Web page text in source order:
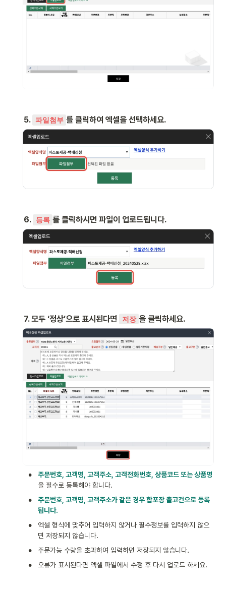
5. 파일첨부 를 클릭하여 엑셀을 선택하세요.
6. 등록 를 클릭하시면 파일이 업로드됩니다.
7. 모두 ‘정상’으로 표시된다면 저장 을 클릭하세요.
•
주문번호, 고객명, 고객주소, 고객전화번호, 상품코드 또는 상품명
을 필수로 등록해야 합니다.
•
주문번호, 고객명, 고객주소가 같은 경우 합포장 출고건으로 등록
됩니다.
•
엑셀 형식에 맞추어 입력하지 않거나 필수정보를 입력하지 않으
면 저장되지 않습니다.
• 주문가능 수량을 초과하여 입력하면 저장되지 않습니다.
• 오류가 표시된다면 엑셀 파일에서 수정 후 다시 업로드 하세요.